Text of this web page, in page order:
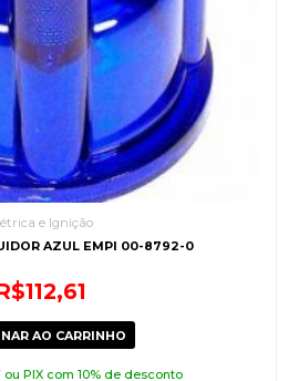
e Ignição
TAMPA DISTRIBUIDOR AZUL EMPI 00-8792-0
112,61
AO CARRINHO
ou PIX com 10% de desconto